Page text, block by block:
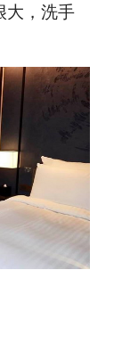
大，洗手